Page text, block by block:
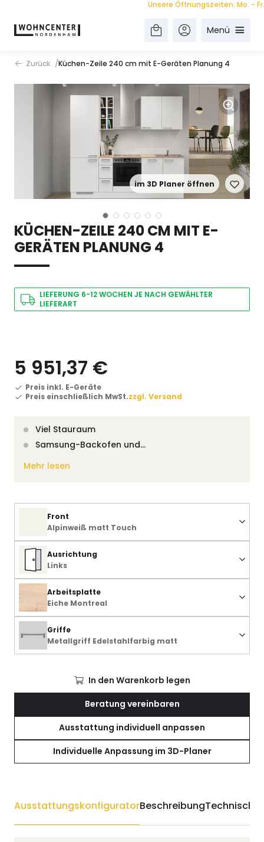
Unsere Öffnungszeiten: Mo. - Fr.
Menü
Zurück Küchen-Zeile 240 cm mit E-Geräten Planung 4
im 3D Planer öffnen
KÜCHEN-ZEILE 240 CM MIT E-
GERÄTEN PLANUNG 4
LIEFERUNG 6-12 WOCHEN JE NACH GEWÄHLTER
LIEFERART
5 951,37 €
Preis inkl. E-Geräte
Preis einschließlich MwSt.zzgl. Versand
Viel Stauraum
Samsung-Backofen und…
Mehr lesen
Front
Alpinweiß matt Touch
Ausrichtung
Links
Arbeitsplatte
Eiche Montreal
Griffe
Metallgriff Edelstahlfarbig matt
In den Warenkorb legen
Beratung vereinbaren
Ausstattung individuell anpassen
Individuelle Anpassung im 3D-Planer
AusstattungskonfiguratorBeschreibungTechnische